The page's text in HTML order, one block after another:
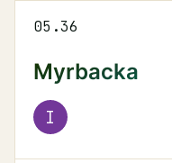
05.36
Myrbacka
I